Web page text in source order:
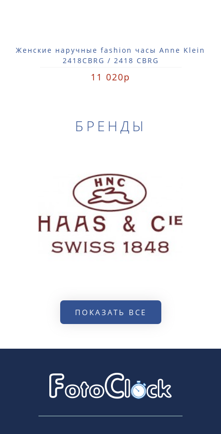
Женские наручные fashion часы Anne Klein
2418CBRG / 2418 CBRG
11 020р
БРЕНДЫ
ПОКАЗАТЬ ВСЕ